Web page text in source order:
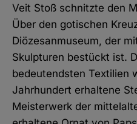
Veit Stoß schnitzte den
Über den gotischen
Diözesanmuseum, der
Skulpturen bestückt ist.
bedeutendsten Textilien
Jahrhundert erhaltene
Meisterwerk der